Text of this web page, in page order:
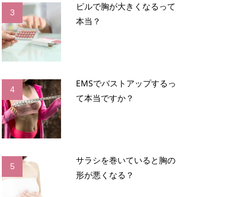
3
ピルで胸が大きくなるって
本当？
4
EMSでバストアップするっ
て本当ですか？
5
サラシを巻いていると胸の
形が悪くなる？